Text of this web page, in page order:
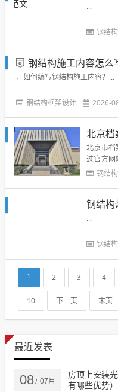
...
钢结
钢结构施工内容怎么
，如何编写钢结构施工内容？...
钢结构框架设计 2026-
北京市档
过官方网
选择档
档案馆
场登记，
钢结
...
钢结
1 2 3 4
10 下一页 末页
最近发表
08/ 07月
房顶上安装
有哪些优势）